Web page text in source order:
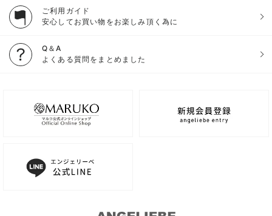
ご利用ガイド
安心してお買い物をお楽しみ頂く為に
Q＆A
よくある質問をまとめました